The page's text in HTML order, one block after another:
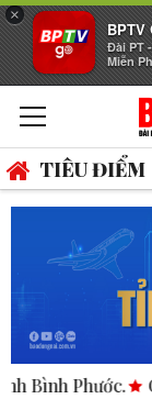
×
BPTV
Đài PT
Miễn
TIÊU ĐIỂM
Công bố nghị